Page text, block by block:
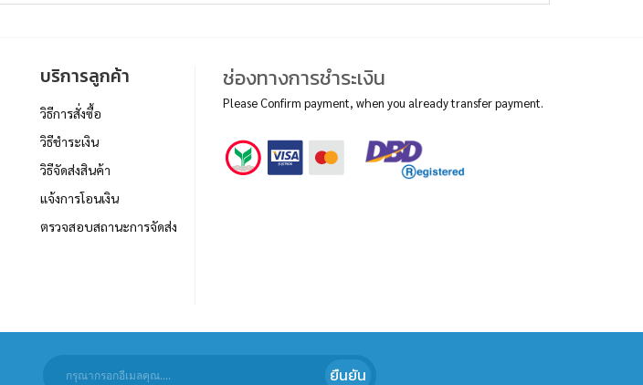
บริการลูกค้า
วิธีการสั่งซื้อ
วิธีชำระเงิน
วิธีจัดส่งสินค้า
แจ้งการโอนเงิน
ตรวจสอบสถานะการจัดส่ง
ช่องทางการชำระเงิน
Please Confirm payment, when you already transfer payment.
ยืนยัน